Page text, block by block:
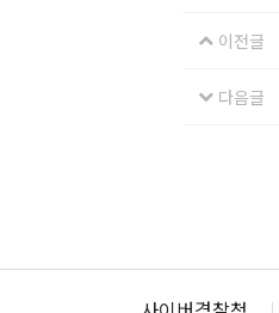
이전글
다음글